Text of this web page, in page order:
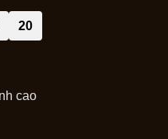
20
cao